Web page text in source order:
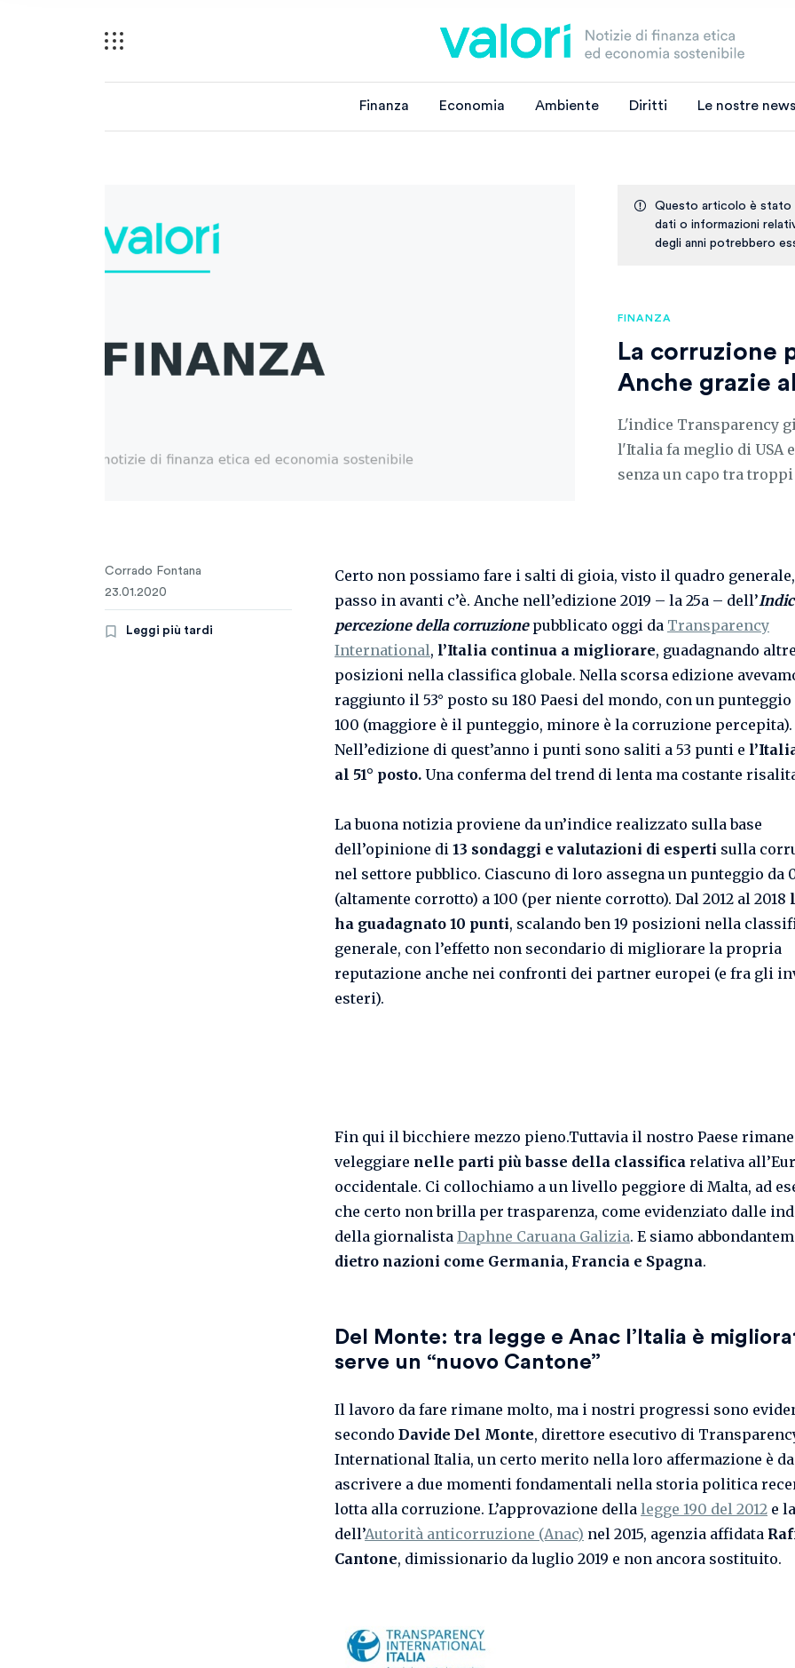
Finanza Economia Ambiente Diritti Le nostre
Questo articolo è stato
dati o informazioni
degli anni potrebbero
FINANZA
La corruzione
Anche grazie
L'indice Transparency
l'Italia fa meglio di USA
senza un capo tra
Corrado Fontana
23.01.2020
Leggi più tardi
Certo non possiamo fare i salti di gioia, visto il quadro
passo in avanti c’è. Anche nell’edizione 2019 – la 25a – dell’
percezione della corruzionepubblicato oggi da Transparency
International, l’Italia continua a migliorare, guadagnando
posizioni nella classifica globale. Nella scorsa edizione
raggiunto il 53° posto su 180 Paesi del mondo, con un punteggio
100 (maggiore è il punteggio, minore è la corruzione percepita).
Nell’edizione di quest’anno i punti sono saliti a 53 punti e
al 51° posto. Una conferma del trend di lenta ma costante
La buona notizia proviene da un’indice realizzato sulla base
dell’opinione di 13 sondaggi e valutazioni di esperti sulla
nel settore pubblico. Ciascuno di loro assegna un punteggio da
(altamente corrotto) a 100 (per niente corrotto). Dal 2012 al 2018
ha guadagnato 10 punti, scalando ben 19 posizioni nella
generale, con l’effetto non secondario di migliorare la propria
reputazione anche nei confronti dei partner europei (e fra gli
esteri).
Fin qui il bicchiere mezzo pieno.Tuttavia il nostro Paese
veleggiare nelle parti più basse della classifica relativa
occidentale. Ci collochiamo a un livello peggiore di Malta, ad
che certo non brilla per trasparenza, come evidenziato dalle
della giornalista Daphne Caruana Galizia. E siamo
dietro nazioni come Germania, Francia e Spagna.
Del Monte: tra legge e Anac l’Italia è
serve un “nuovo Cantone”
Il lavoro da fare rimane molto, ma i nostri progressi sono
secondo Davide Del Monte, direttore esecutivo di
International Italia, un certo merito nella loro affermazione è da
ascrivere a due momenti fondamentali nella storia politica
lotta alla corruzione. L’approvazione della legge 190 del 2012 e
dell’Autorità anticorruzione (Anac) nel 2015, agenzia affidata
Cantone, dimissionario da luglio 2019 e non ancora sostituito.